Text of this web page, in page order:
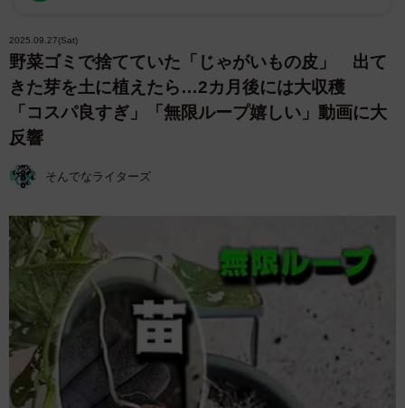
2025.09.27(Sat)
野菜ゴミで捨てていた「じゃがいもの皮」 出て
きた芽を土に植えたら…2カ月後には大収穫
「コスパ良すぎ」「無限ループ嬉しい」動画に大
反響
そんでなライターズ